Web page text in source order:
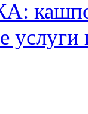
кашпо
услуги